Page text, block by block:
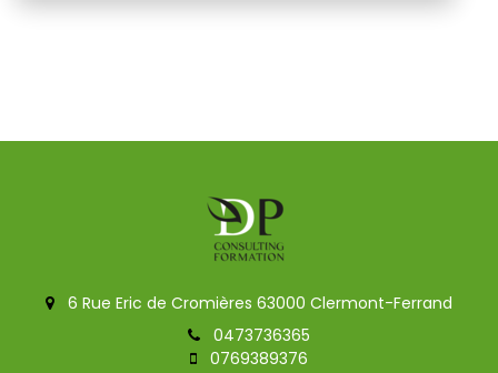
6 Rue Eric de Cromières 63000 Clermont-Ferrand
0473736365
0769389376